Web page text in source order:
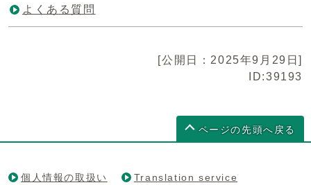
よくある質問
[公開日：2025年9月29日]
ID:39193
ページの先頭へ戻る
個人情報の取扱い Translation service